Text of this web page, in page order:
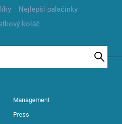
Nejlepší palačinky
koláč
Management
Press